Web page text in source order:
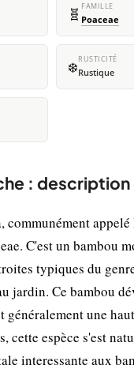
🧬 FAMILLE
Poaceae
❄️RUSTICITÉ
Rustique
:
communément
C'est un bambou
typiques du
jardin. Ce bambou
une
cette espèce s'est
interessante aux